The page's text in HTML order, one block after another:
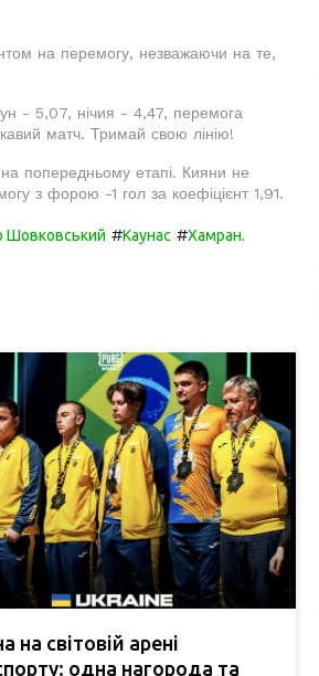
на перемогу, незважаючи на те,
- 5,07, нічия - 4,47, перемога
матч. Тримай свою лінію!
попередньому етапі. Кияни не
з форою -1 гол за коефіцієнт 1,91.
Шовковський #Каунас #Хамран.
на світовій арені
одна нагорода та